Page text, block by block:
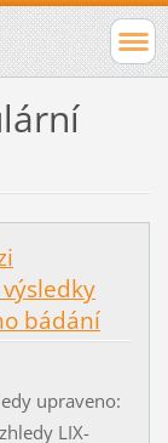
bádání
upraveno:
LIX-